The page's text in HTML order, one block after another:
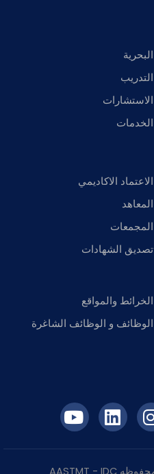
البحرية
التدريب
الاستشارات
الخدمات
الاعتماد الاكاديمي
المعاهد
المجمعات
تصديق الشهادات
الخرائط والمواقع
الوظائف و الوظائف الشاغرة
IDC
- AASTMT